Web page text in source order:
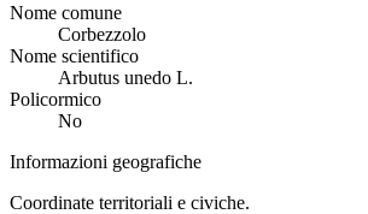
Nome comune
Corbezzolo
Nome scientifico
Arbutus unedo L.
Policormico
No
Informazioni geografiche
Coordinate territoriali e civiche.